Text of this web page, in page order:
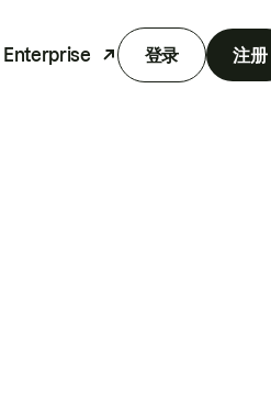
Enterprise 登录 注册